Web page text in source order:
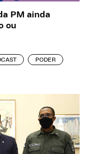
PM ainda
ou
PODER